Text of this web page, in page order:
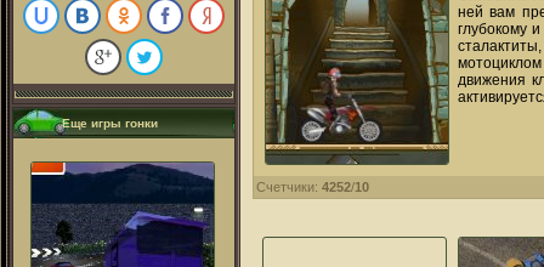
Еще игры гонки
ней вам
глубокому
движения
Счетчики: 4252/10